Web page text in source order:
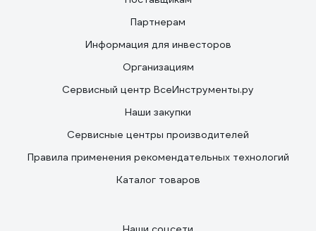
Партнерам
Информация для инвесторов
Организациям
Сервисный центр ВсеИнструменты.ру
Наши закупки
Сервисные центры производителей
Правила применения рекомендательных технологий
Каталог товаров